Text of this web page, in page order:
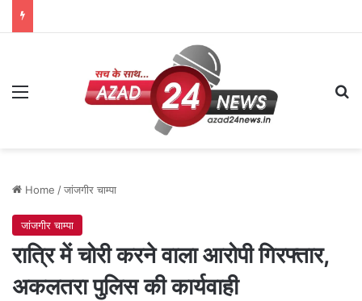
Menu
Home /जांजगीर चाम्पा
जांजगीर चाम्पा
रात्रि में चोरी करने वाला आरोपी गिरफ्तार,
अकलतरा पुलिस की कार्यवाही